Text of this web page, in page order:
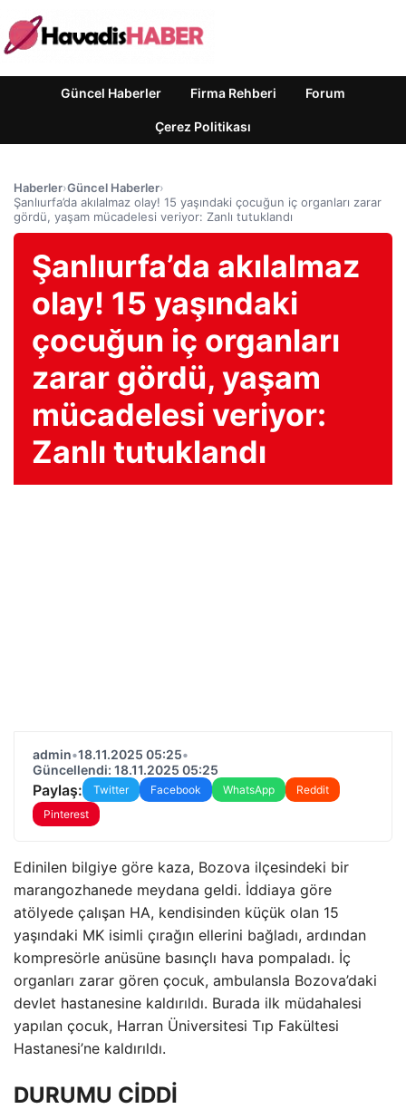
Güncel Haberler Firma Rehberi Forum
Çerez Politikası
Haberler›Güncel Haberler›
Şanlıurfa’da akılalmaz olay! 15 yaşındaki çocuğun iç organları zarar
gördü, yaşam mücadelesi veriyor: Zanlı tutuklandı
Şanlıurfa’da akılalmaz
olay! 15 yaşındaki
çocuğun iç organları
zarar gördü, yaşam
mücadelesi veriyor:
Zanlı tutuklandı
admin•18.11.2025 05:25•
Güncellendi: 18.11.2025 05:25
Paylaş: Twitter Facebook WhatsApp
Reddit
Pinterest
Edinilen bilgiye göre kaza, Bozova ilçesindeki bir
marangozhanede meydana geldi. İddiaya göre
atölyede çalışan HA, kendisinden küçük olan 15
yaşındaki MK isimli çırağın ellerini bağladı, ardından
kompresörle anüsüne basınçlı hava pompaladı. İç
organları zarar gören çocuk, ambulansla Bozova’daki
devlet hastanesine kaldırıldı. Burada ilk müdahalesi
yapılan çocuk, Harran Üniversitesi Tıp Fakültesi
Hastanesi’ne kaldırıldı.
DURUMU CİDDİ